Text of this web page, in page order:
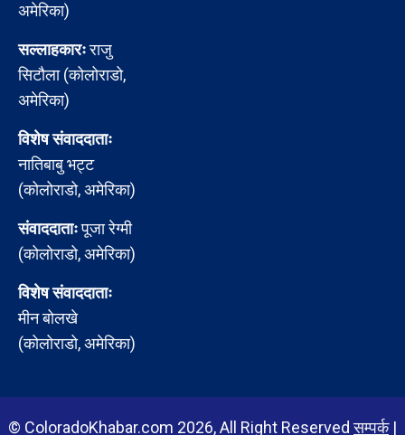
अमेरिका)
सल्लाहकारःराजु
सिटौला (कोलोराडो,
अमेरिका)
विशेष संवाददाताः
नातिबाबु भट्ट
(कोलोराडो, अमेरिका)
संवाददाताःपूजा रेग्मी
(कोलोराडो, अमेरिका)
विशेष संवाददाताः
मीन बोलखे
(कोलोराडो, अमेरिका)
© ColoradoKhabar.com 2026, All Right Reservedसम्पर्क|